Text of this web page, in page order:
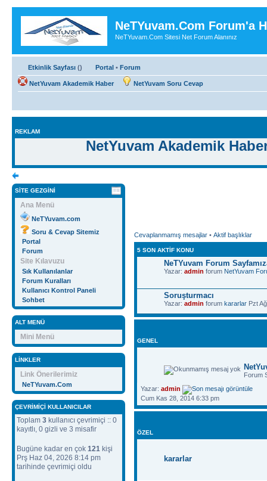
NeTYuvam.Com Forum'a
NeTYuvam.Com Sitesi Net Forum Alanınız
Etkinlik Sayfası () Portal • Forum
NetYuvam Akademik Haber NetYuvam Soru Cevap
REKLAM
NetYuvam Akademik
SITE GEZGINI
Ana Menü
NeTYuvam.com
Soru & Cevap Sitemiz
Portal
Forum
Site Kılavuzu
Sık Kullanılanlar
Forum Kuralları
Kullanıcı Kontrol Paneli
Sohbet
ALT MENÜ
Mini Menü
LINKLER
Link Önerilerimiz
NeTYuvam.Com
ÇEVRIMIÇI KULLANICILAR
Toplam 3 kullanıcı çevrimiçi :: 0
kayıtlı, 0 gizli ve 3 misafir
Bugüne kadar en çok 121 kişi
Prş Haz 04, 2026 8:14 pm
tarihinde çevrimiçi oldu
Cevaplanmamış mesajlar • Aktif başlıklar
5 SON AKTIF KONU
NeTYuvam Forum
Yazar: admin forum NetYuvam
Soruşturmacı
Yazar: admin forum kararlar Pzt
GENEL
Forum
Yazar: admin
Cum Kas 28, 2014 6:33 pm
ÖZEL
kararlar